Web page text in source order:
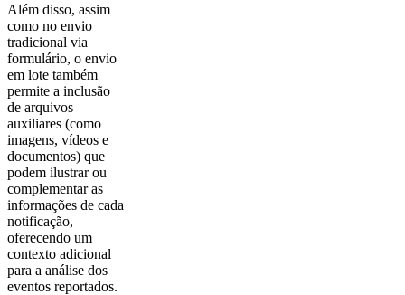
Além disso, assim
como no envio
tradicional via
formulário, o envio
em lote também
permite a inclusão
de arquivos
auxiliares (como
imagens, vídeos e
documentos) que
podem ilustrar ou
complementar as
informações de cada
notificação,
oferecendo um
contexto adicional
para a análise dos
eventos reportados.